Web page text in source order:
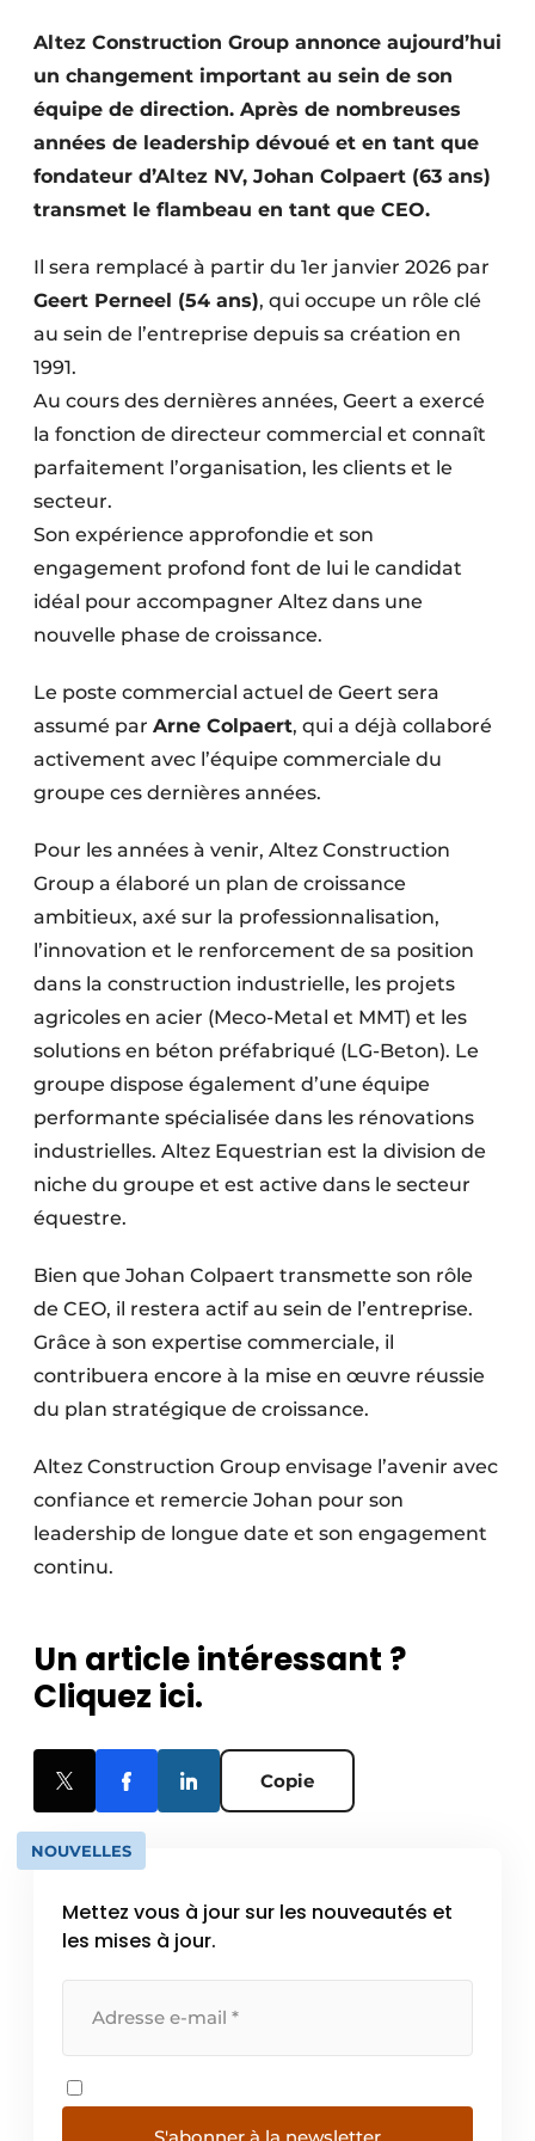
Video’s
Construction bois
Éclairage
Fondations
Façades
Infrastructures souterraines et égouttage
Protection solaire
Rénovation
Software
Techniques ferroviaires
Altez Construction Group annonce aujourd’hui
un changement important au sein de son
équipe de direction. Après de nombreuses
années de leadership dévoué et en tant que
fondateur d’Altez NV, Johan Colpaert (63 ans)
transmet le flambeau en tant que CEO.
Il sera remplacé à partir du 1er janvier 2026 par
Geert Perneel (54 ans), qui occupe un rôle clé
au sein de l’entreprise depuis sa création en
1991.
Au cours des dernières années, Geert a exercé
la fonction de directeur commercial et connaît
parfaitement l’organisation, les clients et le
secteur.
Son expérience approfondie et son
engagement profond font de lui le candidat
idéal pour accompagner Altez dans une
nouvelle phase de croissance.
Le poste commercial actuel de Geert sera
assumé par Arne Colpaert, qui a déjà collaboré
activement avec l’équipe commerciale du
groupe ces dernières années.
Pour les années à venir, Altez Construction
Group a élaboré un plan de croissance
ambitieux, axé sur la professionnalisation,
l’innovation et le renforcement de sa position
dans la construction industrielle, les projets
agricoles en acier (Meco-Metal et MMT) et les
solutions en béton préfabriqué (LG-Beton). Le
groupe dispose également d’une équipe
performante spécialisée dans les rénovations
industrielles. Altez Equestrian est la division de
niche du groupe et est active dans le secteur
équestre.
Bien que Johan Colpaert transmette son rôle
de CEO, il restera actif au sein de l’entreprise.
Grâce à son expertise commerciale, il
contribuera encore à la mise en œuvre réussie
du plan stratégique de croissance.
Altez Construction Group envisage l’avenir avec
confiance et remercie Johan pour son
leadership de longue date et son engagement
continu.
Un article intéressant ?
Cliquez ici.
Copie
NOUVELLES
Mettez vous à jour sur les nouveautés et
les mises à jour.